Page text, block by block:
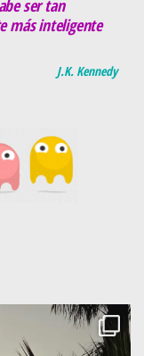
ser tan
más inteligente
J.K. Kennedy